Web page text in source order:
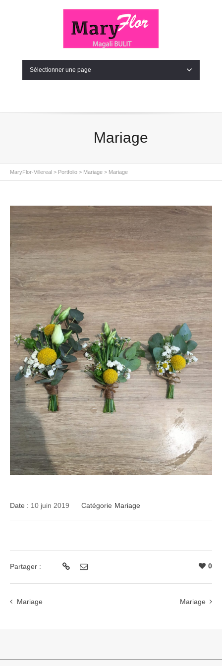
Sélectionner une page
Mariage
MaryFlor-Villereal > Portfolio > Mariage > Mariage
Date : 10 juin 2019 Catégorie Mariage
Partager : 0
Mariage Mariage